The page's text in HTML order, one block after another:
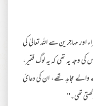
اور مہاجرین سے اللہ تعالیٰ کی
وجہ یہ تھی کہ یہ لوگ فقیر،
مجاہد تھے، ان کی دعائ
تھی۔"